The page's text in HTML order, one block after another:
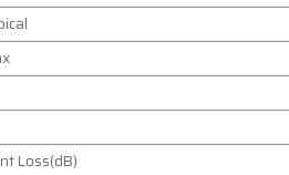
Loss(dB)